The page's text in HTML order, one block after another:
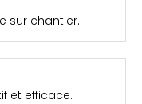
sur chantier.
et efficace.